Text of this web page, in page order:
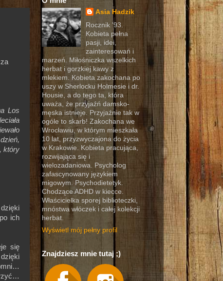
Los
który
ich
się
Asia Hadzik
Rocznik '93.
Kobieta pełna
pasji, idei,
zainteresowań i
marzeń. Miłośniczka wszelkich
herbat i gorzkiej kawy z
mlekiem. Kobieta zakochana po
uszy w Sherlocku Holmesie i dr.
Housie, a do tego ta, która
uważa, że przyjaźń damsko-
męska istnieje. Przyjaźnie tak w
ogóle to skarb! Zakochana we
Wrocławiu, w którym mieszkała
10 lat, przyzwyczajona do życia
w Krakowie. Kobieta pracująca,
rozwijająca się i
wielozadaniowa. Psycholog
zafascynowany językiem
migowym. Psychodietetyk.
Chodzące ADHD w kiecce.
Właścicielka sporej biblioteczki,
mnóstwa włóczek i całej kolekcji
herbat.
Wyświetl mój pełny profil
Znajdziesz mnie tutaj ;)